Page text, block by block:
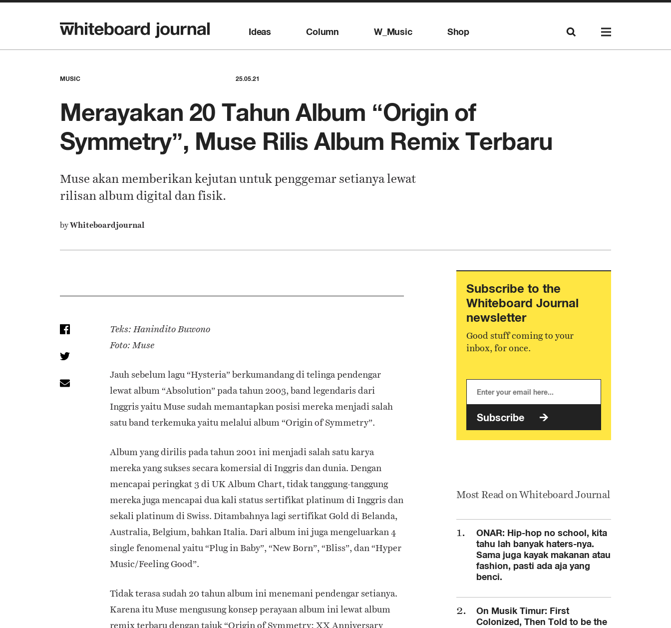
Ideas Column W_Music Shop
MUSIC 25.05.21
Merayakan 20 Tahun Album “Origin of
Symmetry”, Muse Rilis Album Remix Terbaru
Muse akan memberikan kejutan untuk penggemar setianya lewat
rilisan album digital dan fisik.
byWhiteboardjournal
Teks: Hanindito Buwono
Foto: Muse
Jauh sebelum lagu “Hysteria” berkumandang di telinga pendengar
lewat album “Absolution” pada tahun 2003, band legendaris dari
Inggris yaitu Muse sudah memantapkan posisi mereka menjadi salah
satu band terkemuka yaitu melalui album “Origin of Symmetry”.
Album yang dirilis pada tahun 2001 ini menjadi salah satu karya
mereka yang sukses secara komersial di Inggris dan dunia. Dengan
mencapai peringkat 3 di UK Album Chart, tidak tanggung-tanggung
mereka juga mencapai dua kali status sertifikat platinum di Inggris dan
sekali platinum di Swiss. Ditambahnya lagi sertifikat Gold di Belanda,
Australia, Belgium, bahkan Italia. Dari album ini juga mengeluarkan 4
single fenomenal yaitu “Plug in Baby”, “New Born”, “Bliss”, dan “Hyper
Music/Feeling Good”.
Tidak terasa sudah 20 tahun album ini menemani pendengar setianya.
Karena itu Muse mengusung konsep perayaan album ini lewat album
remix terbaru dengan tajuk “Origin of Symmetry: XX Anniversary
Subscribe to the
Whiteboard Journal
newsletter
Good stuff coming to your
inbox, for once.
Subscribe
Most Read on Whiteboard Journal
ONAR: Hip-hop no school, kita
tahu lah banyak haters-nya.
Sama juga kayak makanan atau
fashion, pasti ada aja yang
benci.
On Musik Timur: First
Colonized, Then Told to be the